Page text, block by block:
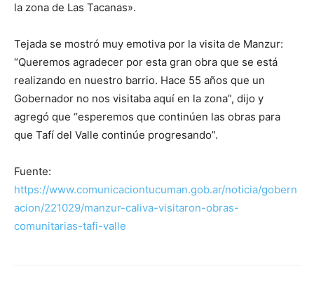
la zona de Las Tacanas».
Tejada se mostró muy emotiva por la visita de Manzur:
“Queremos agradecer por esta gran obra que se está
realizando en nuestro barrio. Hace 55 años que un
Gobernador no nos visitaba aquí en la zona”, dijo y
agregó que “esperemos que continúen las obras para
que Tafí del Valle continúe progresando”.
Fuente:
https://www.comunicaciontucuman.gob.ar/noticia/gobern
acion/221029/manzur-caliva-visitaron-obras-
comunitarias-tafi-valle